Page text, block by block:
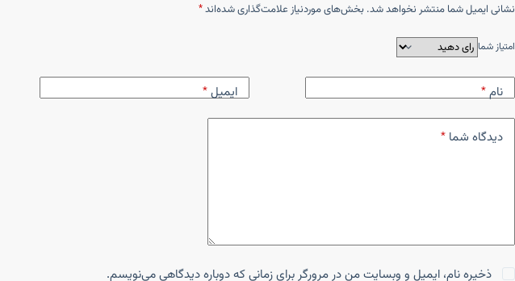
نشانی ایمیل شما منتشر نخواهد شد. بخش‌های موردنیاز علامت‌گذاری شده‌اند*
امتیاز شما
نام* ایمیل*
دیدگاه شما *
ذخیره نام، ایمیل و وبسایت من در مرورگر برای زمانی که دوباره دیدگاهی می‌نویسم.